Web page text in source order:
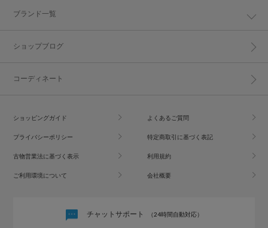
ブランド一覧
ショップブログ
コーディネート
ショッピングガイド よくあるご質問
プライバシーポリシー 特定商取引に基づく表記
古物営業法に基づく表示 利用規約
ご利用環境について 会社概要
チャットサポート （24時間自動対応）